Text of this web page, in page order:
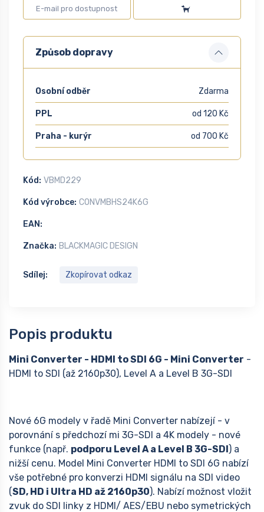
Způsob dopravy
Osobní odběr Zdarma
PPL od 120 Kč
Praha - kurýr od 700 Kč
Kód: VBMD229
Kód výrobce: CONVMBHS24K6G
EAN:
Značka: BLACKMAGIC DESIGN
Sdílej: Zkopírovat odkaz
Popis produktu
Mini Converter - HDMI to SDI 6G - Mini Converter -
HDMI to SDI (až 2160p30), Level A a Level B 3G-SDI
Nové 6G modely v řadě Mini Converter nabízejí - v
porovnání s předchozí mi 3G-SDI a 4K modely - nové
funkce (např. podporu Level A a Level B 3G-SDI) a
nižší cenu. Model Mini Converter HDMI to SDI 6G nabízí
vše potřebné pro konverzi HDMI signálu na SDI video
(SD, HD i Ultra HD až 2160p30). Nabízí možnost vložit
zvuk do SDI linky z HDMI/ AES/EBU nebo symetrických